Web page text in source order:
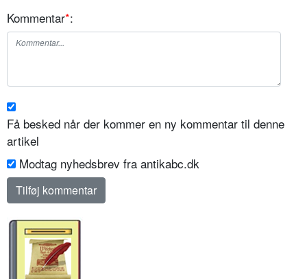
Kommentar*:
Få besked når der kommer en ny kommentar til denne
artikel
Modtag nyhedsbrev fra antikabc.dk